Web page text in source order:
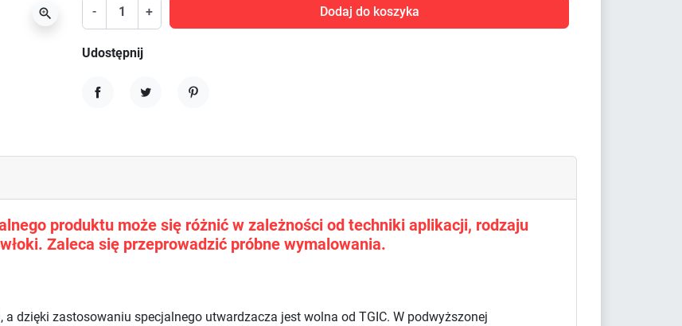
 - + Dodaj do koszyka
Udostępnij
produktu może się różnić w zależności od techniki aplikacji, rodzaju
Zaleca się przeprowadzić próbne wymalowania.
dzięki zastosowaniu specjalnego utwardzacza jest wolna od TGIC. W podwyższonej